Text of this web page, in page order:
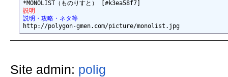
説明
説明・攻略・ネタ等
Site admin: polig